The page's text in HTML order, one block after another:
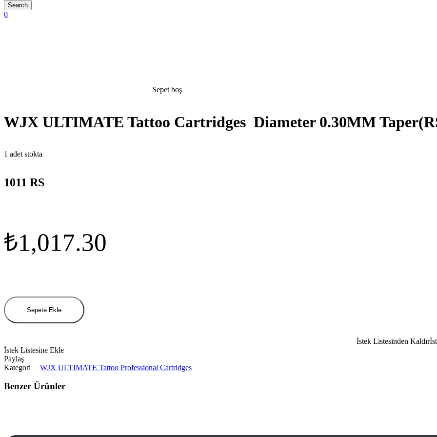
0
Sepet boş
1011 RS
₺1,017.30
WJX ULTIMATE Tattoo Cartridges Diameter 0.30MM
1 adet stokta
Sepete Ekle
İstek Listesinden Kaldır
İstek Listesine Ekle
Paylaş
Kategori
WJX ULTIMATE Tattoo Professional Cartridges
Benzer Ürünler